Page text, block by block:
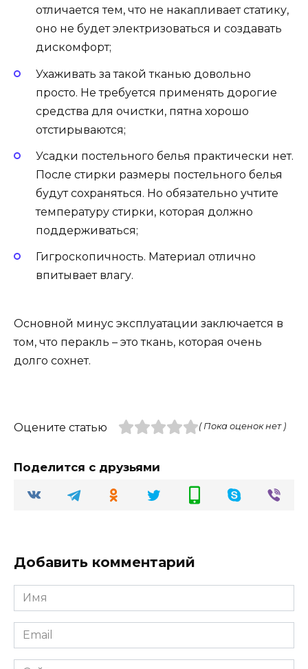
отличается тем, что не накапливает статику,
оно не будет электризоваться и создавать
дискомфорт;
Ухаживать за такой тканью довольно
просто. Не требуется применять дорогие
средства для очистки, пятна хорошо
отстирываются;
Усадки постельного белья практически нет.
После стирки размеры постельного белья
будут сохраняться. Но обязательно учтите
температуру стирки, которая должно
поддерживаться;
Гигроскопичность. Материал отлично
впитывает влагу.
Основной минус эксплуатации заключается в
том, что перакль – это ткань, которая очень
долго сохнет.
Оцените статью ( Пока оценок нет )
Поделится с друзьями
Добавить комментарий
Имя
Email